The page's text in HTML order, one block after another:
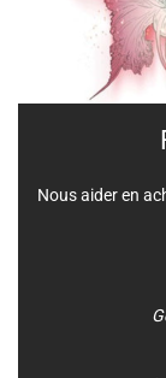
Nous aider en